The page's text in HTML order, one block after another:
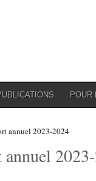
POUR
annuel 2023-2024